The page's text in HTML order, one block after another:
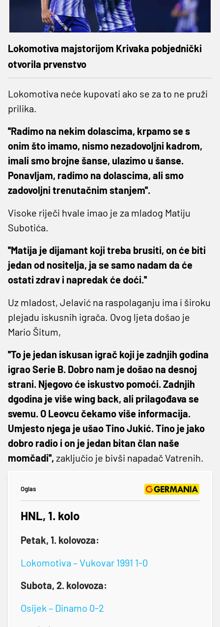
Lokomotiva majstorijom Krivaka pobjednički
otvorila prvenstvo
Lokomotiva neće kupovati ako se za to ne pruži
prilika.
''Radimo na nekim dolascima, krpamo se s
onim što imamo, nismo nezadovoljni kadrom,
imali smo brojne šanse, ulazimo u šanse.
Ponavljam, radimo na dolascima, ali smo
zadovoljni trenutačnim stanjem''.
Visoke riječi hvale imao je za mladog Matiju
Subotića.
''Matija je dijamant koji treba brusiti, on će biti
jedan od nositelja, ja se samo nadam da će
ostati zdrav i napredak će doći.''
Uz mladost, Jelavić na raspolaganju ima i široku
plejadu iskusnih igrača. Ovog ljeta došao je
Mario Šitum,
''To je jedan iskusan igrač koji je zadnjih godina
igrao Serie B. Dobro nam je došao na desnoj
strani. Njegovo će iskustvo pomoći. Zadnjih
dgodina je više wing back, ali prilagođava se
svemu. O Leovcu čekamo više informacija.
Umjesto njega je ušao Tino Jukić. Tino je jako
dobro radio i on je jedan bitan član naše
momčadi'', zaključio je bivši napadač Vatrenih.
Oglas
HNL, 1. kolo
Petak, 1. kolovoza:
Lokomotiva – Vukovar 1991 1-0
Subota, 2. kolovoza:
Osijek – Dinamo 0-2